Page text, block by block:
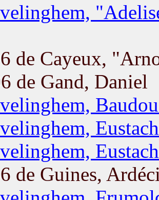
de Cayeux,
de Gand, Daniel
de Guines,